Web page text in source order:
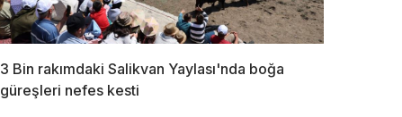
3 Bin rakımdaki Salikvan Yaylası'nda boğa
güreşleri nefes kesti